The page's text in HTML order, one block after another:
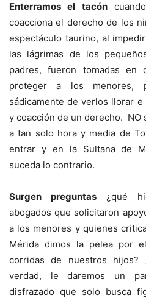
Enterramos el tacón
coacciona el derecho de los
espectáculo taurino, al
las lágrimas de los
padres, fueron tomadas en
proteger a los menores,
sádicamente de verlos llorar
y coacción de un derecho. NO
a tan solo hora y media de
entrar y en la Sultana de
suceda lo contrario.
Surgen preguntas ¿qué
abogados que solicitaron
a los menores y quienes
Mérida dimos la pelea por
corridas de nuestros hijos?
verdad, le daremos un
disfrazado que solo busca